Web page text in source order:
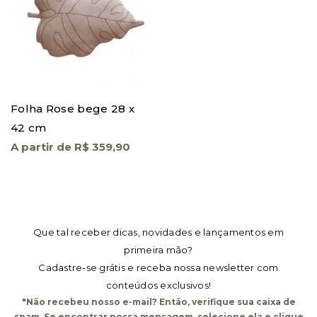
Folha Rose bege 28 x
42 cm
A partir de R$ 359,90
Que tal receber dicas, novidades e lançamentos em
primeira mão?
Cadastre-se grátis e receba nossa newsletter com
conteúdos exclusivos!
"Não recebeu nosso e-mail? Então, verifique sua caixa de